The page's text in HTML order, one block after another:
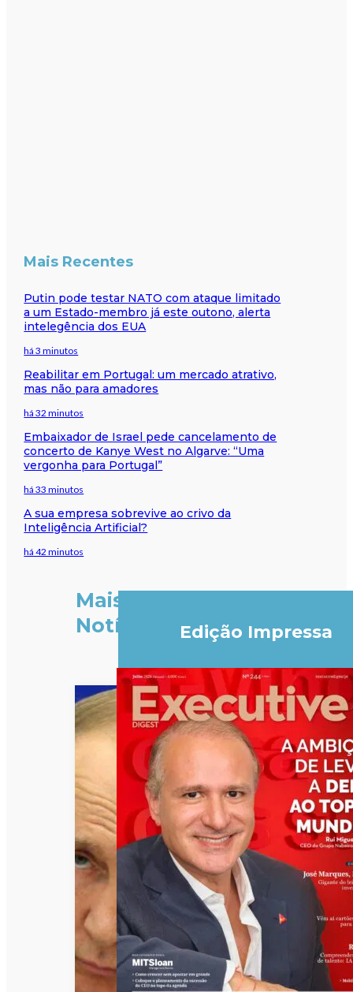
Mais Recentes
Putin pode testar NATO com ataque limitado
a um Estado-membro já este outono, alerta
intelegência dos EUA
há 3 minutos
Reabilitar em Portugal: um mercado atrativo,
mas não para amadores
há 32 minutos
Embaixador de Israel pede cancelamento de
concerto de Kanye West no Algarve: “Uma
vergonha para Portugal”
há 33 minutos
A sua empresa sobrevive ao crivo da
Inteligência Artificial?
há 42 minutos
Mais
Notícias
Edição Impressa